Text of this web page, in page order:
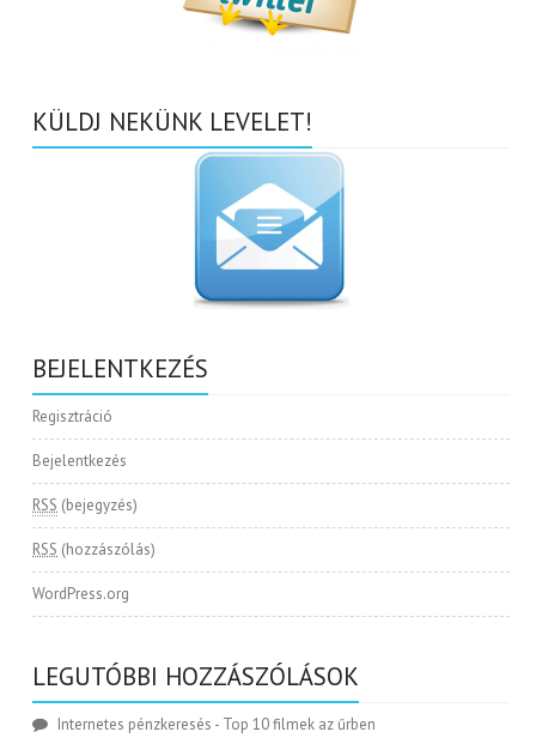
KÜLDJ NEKÜNK LEVELET!
BEJELENTKEZÉS
Regisztráció
Bejelentkezés
RSS (bejegyzés)
RSS (hozzászólás)
WordPress.org
LEGUTÓBBI HOZZÁSZÓLÁSOK
Internetes pénzkeresés - Top 10 filmek az űrben